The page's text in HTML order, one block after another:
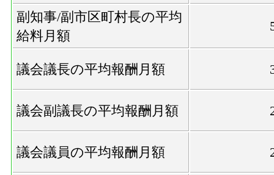
副知事/副市区町村長の平均
給料月額
議会議長の平均報酬月額
議会副議長の平均報酬月額
議会議員の平均報酬月額